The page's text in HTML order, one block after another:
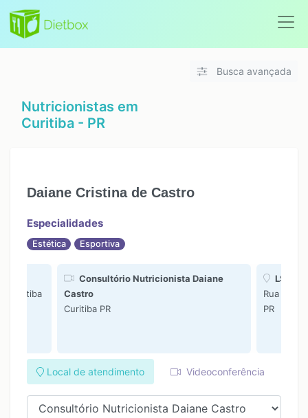
Busca avançada
Nutricionistas em
Curitiba - PR
Daiane Cristina de Castro
Especialidades
Estética Esportiva
- Curitiba
Consultório Nutricionista Daiane
Castro
Curitiba PR
LS
Rua
PR
Local de atendimento Videoconferência